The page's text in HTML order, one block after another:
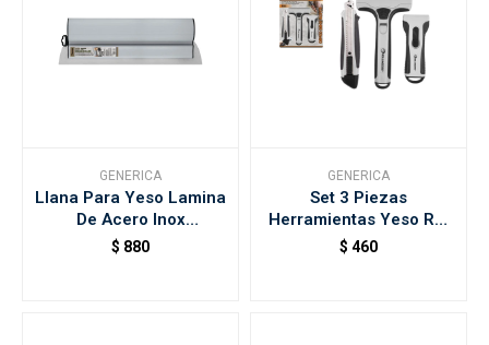
GENERICA
Llana Para Yeso Lamina
De Acero Inox
Ergonomica 45cm Ref
$ 880
GENERICA
Set 3 Piezas
Herramientas Yeso Ref
50419 Rollingdog
$ 460